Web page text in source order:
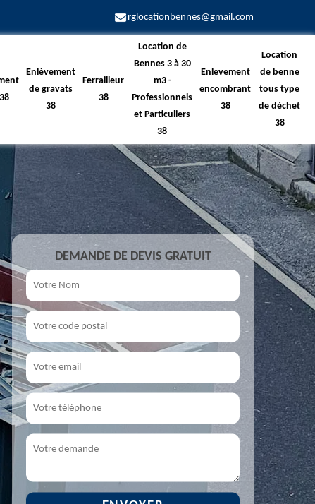
rglocationbennes@gmail.com
Enlèvement
de gravats
38
Ferrailleur
38
Location de
Bennes 3 à 30
m3 -
Professionnels
et Particuliers
38
Enlevement
encombrant
38
Location
de benne
tous type
de déchet
38
DEMANDE DE DEVIS GRATUIT